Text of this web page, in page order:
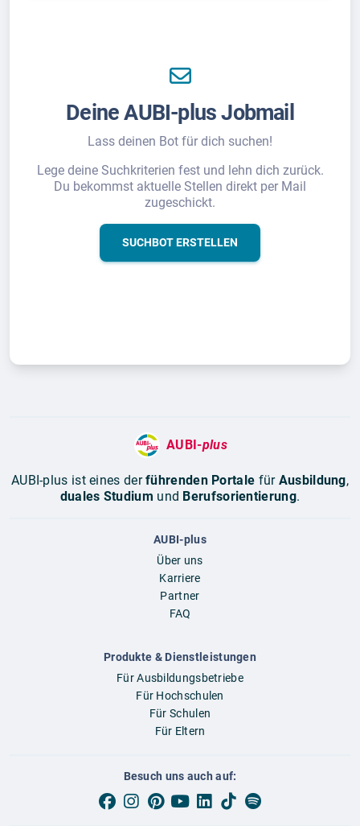
Deine AUBI-plus Jobmail
Lass deinen Bot für dich suchen!
Lege deine Suchkriterien fest und lehn dich zurück.
Du bekommst aktuelle Stellen direkt per Mail
zugeschickt.
SUCHBOT ERSTELLEN
AUBI-plus
AUBI-plus ist eines derführenden Portale für Ausbildung,
duales Studium und Berufsorientierung.
AUBI-plus
Über uns
Karriere
Partner
FAQ
Produkte & Dienstleistungen
Für Ausbildungsbetriebe
Für Hochschulen
Für Schulen
Für Eltern
Besuch uns auch auf: